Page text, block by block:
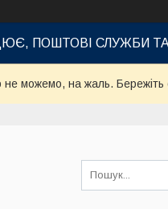
ПОШТОВІ СЛУЖБИ
можемо, на жаль. Бережіть